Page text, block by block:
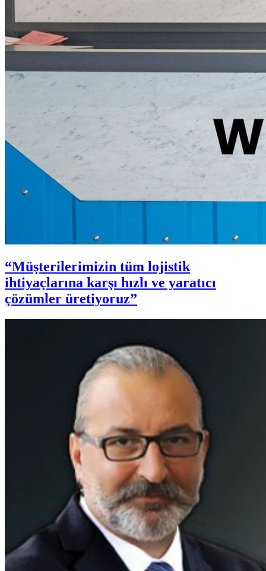
“Müşterilerimizin tüm lojistik
ihtiyaçlarına karşı hızlı ve yaratıcı
çözümler üretiyoruz”